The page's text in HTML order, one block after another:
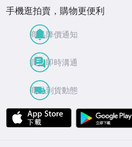
手機逛拍賣，購物更便利
商品降價通知
買賣即時溝通
商品到貨動態
APP Store